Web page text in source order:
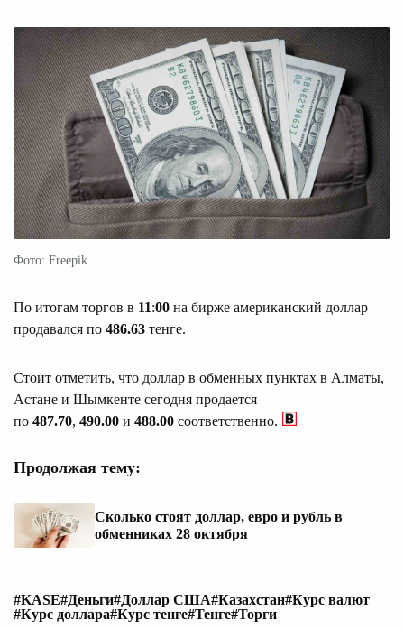
Фото: Freepik
По итогам торгов в 11:00 на бирже американский доллар
продавался по 486.63 тенге.
Стоит отметить, что доллар в обменных пунктах в Алматы,
Астане и Шымкенте сегодня продается
по 487.70, 490.00 и 488.00 соответственно.
Продолжая тему:
Сколько стоят доллар, евро и рубль в
обменниках 28 октября
#KASE#Деньги#Доллар США#Казахстан#Курс валют
#Курс доллара#Курс тенге#Тенге#Торги